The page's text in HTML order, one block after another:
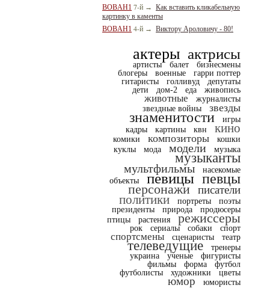
BOBAH1 7-й → Как вставить кликабельную
картинку в каменты
BOBAH1 4-й → Виктору Ароловичу - 80!
актеры актрисы
артисты балет
бизнесмены
блогеры
военные
гарри поттер
гитаристы
голливуд
депутаты
дети
дом-2 еда живопись
животные
журналисты
звездные войны
звезды
знаменитости
игры
кадры
картины квн кино
комики композиторы
кошки
куклы
мода модели музыка
музыканты
мультфильмы
насекомые
объекты
певицы певцы
персонажи писатели
политики портреты
поэты
президенты
природа
продюсеры
птицы
растения режиссеры
рок сериалы собаки спорт
спортсмены сценаристы театр
телеведущие
тренеры
украина
ученые
фигуристы
фильмы
форма
футбол
футболисты
художники цветы
юмор юмористы